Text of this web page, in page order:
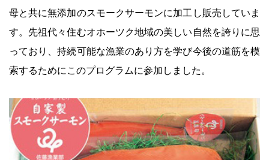
母と共に無添加のスモークサーモンに加工し販売していま
す。先祖代々住むオホーツク地域の美しい自然を誇りに思
っており、持続可能な漁業のあり方を学び今後の道筋を模
索するためにこのプログラムに参加しました。